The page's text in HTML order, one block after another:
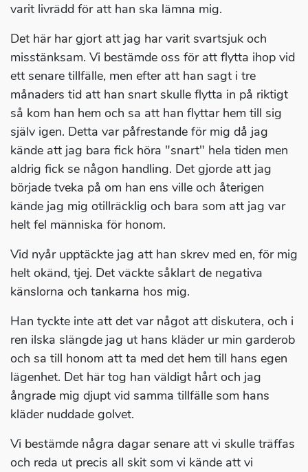
varit livrädd för att han ska lämna mig.
Det här har gjort att jag har varit svartsjuk och
misstänksam. Vi bestämde oss för att flytta ihop vid
ett senare tillfälle, men efter att han sagt i tre
månaders tid att han snart skulle flytta in på riktigt
så kom han hem och sa att han flyttar hem till sig
själv igen. Detta var påfrestande för mig då jag
kände att jag bara fick höra "snart" hela tiden men
aldrig fick se någon handling. Det gjorde att jag
började tveka på om han ens ville och återigen
kände jag mig otillräcklig och bara som att jag var
helt fel människa för honom.
Vid nyår upptäckte jag att han skrev med en, för mig
helt okänd, tjej. Det väckte såklart de negativa
känslorna och tankarna hos mig.
Han tyckte inte att det var något att diskutera, och i
ren ilska slängde jag ut hans kläder ur min garderob
och sa till honom att ta med det hem till hans egen
lägenhet. Det här tog han väldigt hårt och jag
ångrade mig djupt vid samma tillfälle som hans
kläder nuddade golvet.
Vi bestämde några dagar senare att vi skulle träffas
och reda ut precis all skit som vi kände att vi